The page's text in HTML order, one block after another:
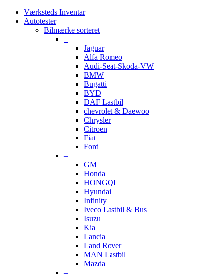
Værksteds Inventar
Autotester
Bilmærke sorteret
–
Jaguar
Alfa Romeo
Audi-Seat-Skoda-VW
BMW
Bugatti
BYD
DAF Lastbil
chevrolet & Daewoo
Chrysler
Citroen
Fiat
Ford
–
GM
Honda
HONGQI
Hyundai
Infinity
Iveco Lastbil & Bus
Isuzu
Kia
Lancia
Land Rover
MAN Lastbil
Mazda
–